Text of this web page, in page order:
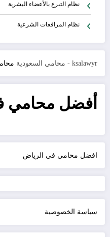
نظام التبرع بالأعضاء البشرية
نظام المرافعات الشرعية
ksalawyr - محامي السعودية
أفضل محامي
افضل محامي في الرياض
سياسة الخصوصية